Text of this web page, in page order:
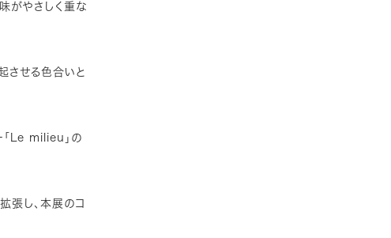
がやさしく重な
させる色合いと
「Le milieu」の
張し、本展のコ